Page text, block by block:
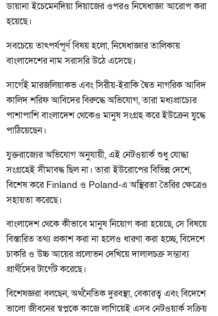
ডায়ানা ইচেমেনদিয়া দিয়াজের ওপরও নিষেধাজ্ঞা আরোপ করা
হয়েছে।
সবচেয়ে তাৎপর্যপূর্ণ বিষয় হলো, নিষেধাজ্ঞার তালিকায়
বাংলাদেশের নাম সরাসরি উঠে এসেছে।
সার্গেই মারজলিয়াকভ এবং সিরীয়-ইরাকি দ্বৈত নাগরিক আবিদ
কালিদ শরিফ আবিদের বিরুদ্ধে অভিযোগ, তারা মধ্যপ্রাচ্যের
পাশাপাশি বাংলাদেশ থেকেও মানুষ সংগ্রহ করে ইউক্রেন যুদ্ধে
পাঠিয়েছেন।
যুক্তরাজ্যের অভিযোগ অনুযায়ী, এই নেটওয়ার্ক শুধু যোদ্ধা
সংগ্রহেই সীমাবদ্ধ ছিল না। তারা ইউরোপের বিভিন্ন দেশে,
বিশেষ করে Finland ও Poland-এ অস্থিরতা তৈরির ক্ষেত্রেও
সহায়তা করেছে।
বাংলাদেশ থেকে কীভাবে মানুষ নিয়োগ করা হয়েছে, সে বিষয়ে
বিস্তারিত তথ্য প্রকাশ করা না হলেও ধারণা করা হচ্ছে, বিদেশে
চাকরি ও উচ্চ আয়ের প্রলোভন দেখিয়ে দালালচক্র সম্ভাব্য
প্রার্থীদের টার্গেট করেছে।
বিশেষজ্ঞরা বলছেন, অর্থনৈতিক দুরবস্থা, বেকারত্ব এবং বিদেশে
ভালো জীবনের স্বপ্নকে কাজে লাগিয়েই এসব নেটওয়ার্ক সক্রিয়